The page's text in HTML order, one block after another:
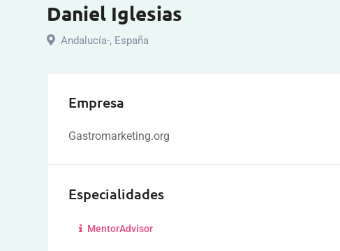
Daniel Iglesias
Andalucía-, España
Empresa
Gastromarketing.org
Especialidades
MentorAdvisor